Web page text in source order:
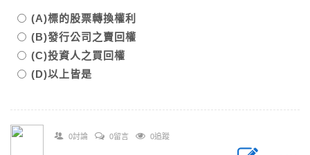
(A)標的股票轉換權利
(B)發行公司之賣回權
(C)投資人之買回權
(D)以上皆是
0討論 0留言 0追蹤